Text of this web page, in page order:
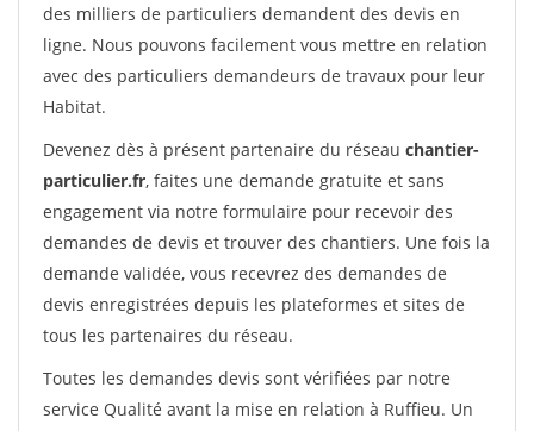
des milliers de particuliers demandent des devis en
ligne. Nous pouvons facilement vous mettre en relation
avec des particuliers demandeurs de travaux pour leur
Habitat.
Devenez dès à présent partenaire du réseau chantier-
particulier.fr, faites une demande gratuite et sans
engagement via notre formulaire pour recevoir des
demandes de devis et trouver des chantiers. Une fois la
demande validée, vous recevrez des demandes de
devis enregistrées depuis les plateformes et sites de
tous les partenaires du réseau.
Toutes les demandes devis sont vérifiées par notre
service Qualité avant la mise en relation à Ruffieu. Un